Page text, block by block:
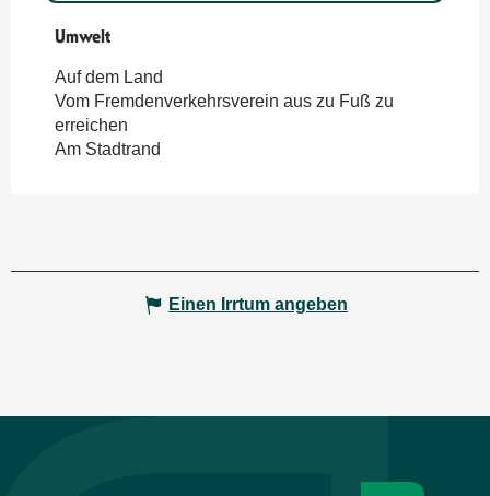
Umwelt
Umwelt
Auf dem Land
Vom Fremdenverkehrsverein aus zu Fuß zu
erreichen
Am Stadtrand
Einen Irrtum angeben